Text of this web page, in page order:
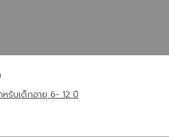
รับเด็กอายุ 6- 12 ปี